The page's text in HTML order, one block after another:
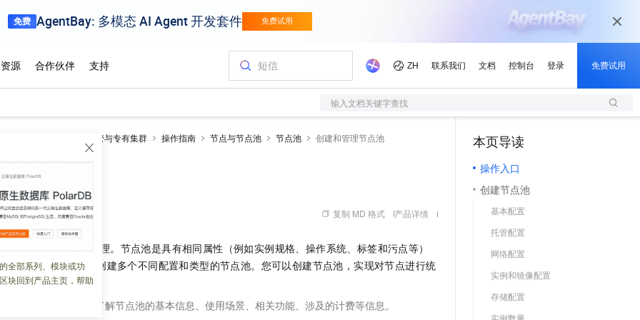
输入文档关键字查找
全部系列、模块或功
块回到产品主页，帮助
ACK托管与专有集群 操作指南 节点与节点池 节点池 创建和管理节点池
点池
复制 MD 格式 产品详情
能对节点进行分组管理。节点池是具有相同属性（例如实例规格、操作系统、标签和污点等）
。一个集群中可以创建多个不同配置和类型的节点池。您可以创建节点池，实现对节点进行统
了解节点池的基本信息、使用场景、相关功能、涉及的计费等信息。
本页导读
操作入口
创建节点池
基本配置
托管配置
网络配置
实例和镜像配置
存储配置
实例数量